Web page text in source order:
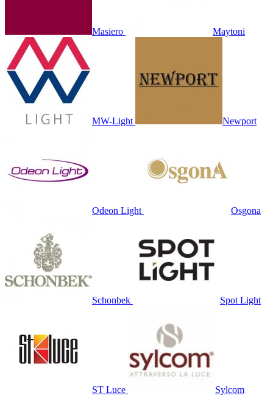
Masiero Maytoni
MW-Light Newport
Odeon Light Osgona
Schonbek Spot Light
ST Luce Sylcom